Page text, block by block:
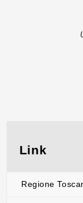
Link
Regione